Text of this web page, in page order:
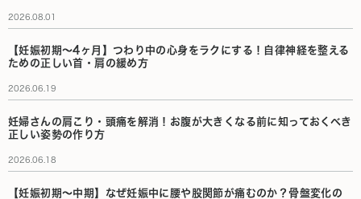
2026.08.01
【妊娠初期〜4ヶ月】つわり中の心身をラクにする！自律神経を整える
ための正しい首・肩の緩め方
2026.06.19
妊婦さんの肩こり・頭痛を解消！お腹が大きくなる前に知っておくべき
正しい姿勢の作り方
2026.06.18
【妊娠初期〜中期】なぜ妊娠中に腰や股関節が痛むのか？骨盤変化の